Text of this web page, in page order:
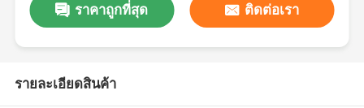
ราคาถูกที่สุด ติดต่อเรา
รายละเอียดสินค้า